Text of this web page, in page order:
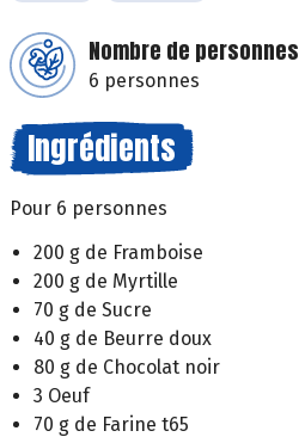
Nombre de personnes
6 personnes
Ingrédients
Pour 6 personnes
200 g de Framboise
200 g de Myrtille
70 g de Sucre
40 g de Beurre doux
80 g de Chocolat noir
3 Oeuf
70 g de Farine t65